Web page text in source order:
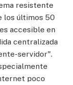
resistente
los últimos 50
accesible en
centralizada
servidor".
poco